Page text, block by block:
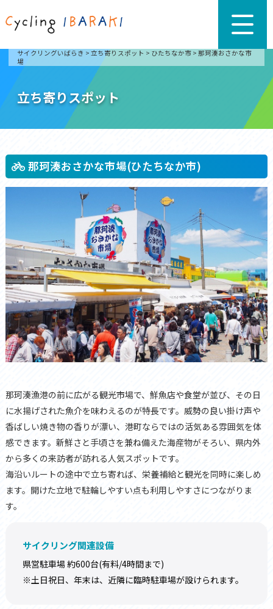
サイクリングいばらき > 立ち寄りスポット > ひたちなか市 > 那珂湊おさかな市
場
立ち寄りスポット
那珂湊おさかな市場(ひたちなか市)
那珂湊漁港の前に広がる観光市場で、鮮魚店や食堂が並び、その日
に水揚げされた魚介を味わえるのが特長です。威勢の良い掛け声や
香ばしい焼き物の香りが漂い、港町ならではの活気ある雰囲気を体
感できます。新鮮さと手頃さを兼ね備えた海産物がそろい、県内外
から多くの来訪者が訪れる人気スポットです。
海沿いルートの途中で立ち寄れば、栄養補給と観光を同時に楽しめ
ます。開けた立地で駐輪しやすい点も利用しやすさにつながりま
す。
サイクリング関連設備
県営駐車場 約600台(有料/4時間まで)
※土日祝日、年末は、近隣に臨時駐車場が設けられます。